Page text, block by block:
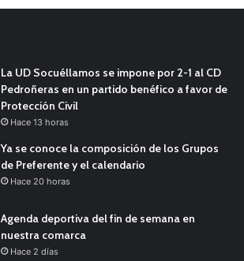
La UD Socuéllamos se impone por 2-1 al CD
Pedroñeras en un partido benéfico a favor de
Protección Civil
Hace 13 horas
Ya se conoce la composición de los Grupos
de Preferente y el calendario
Hace 20 horas
Agenda deportiva del fin de semana en
nuestra comarca
Hace 2 días